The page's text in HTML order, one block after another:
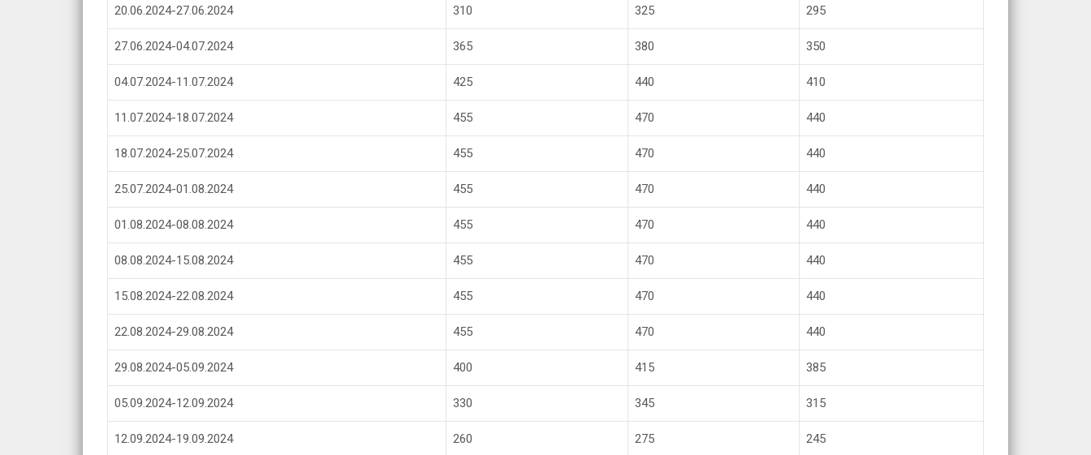
20.06.2024-27.06.2024 310 325 295
27.06.2024-04.07.2024 365 380 350
04.07.2024-11.07.2024 425 440 410
11.07.2024-18.07.2024 455 470 440
18.07.2024-25.07.2024 455 470 440
25.07.2024-01.08.2024 455 470 440
01.08.2024-08.08.2024 455 470 440
08.08.2024-15.08.2024 455 470 440
15.08.2024-22.08.2024 455 470 440
22.08.2024-29.08.2024 455 470 440
29.08.2024-05.09.2024 400 415 385
05.09.2024-12.09.2024 330 345 315
12.09.2024-19.09.2024 260 275 245